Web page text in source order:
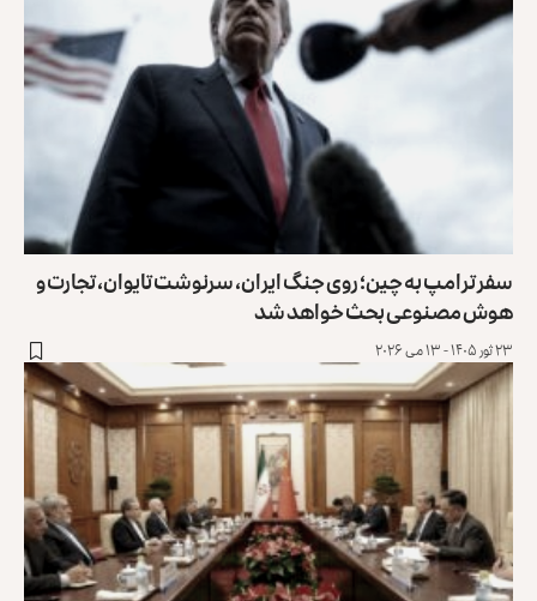
سفر ترامپ به چین؛ روی جنگ ایران، سرنوشت تایوان، تجارت و
هوش مصنوعی بحث خواهد شد
۲۳ ثور ۱۴۰۵ - ۱۳ می ۲۰۲۶